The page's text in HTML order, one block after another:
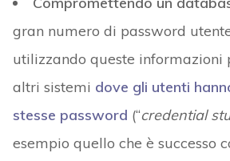
gran numero di password
utilizzando queste informazioni
altri sistemi dove gli utenti
stesse password (“credential
esempio quello che è successo